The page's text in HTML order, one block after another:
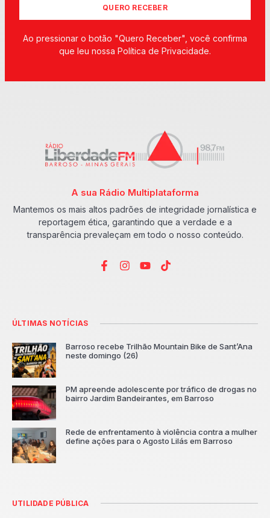
QUERO RECEBER
Ao pressionar o botão "Quero Receber", você confirma
que leu nossa Política de Privacidade.
A sua Rádio Multiplataforma
Mantemos os mais altos padrões de integridade jornalística e
reportagem ética, garantindo que a verdade e a
transparência prevaleçam em todo o nosso conteúdo.
ÚLTIMAS NOTÍCIAS
Barroso recebe Trilhão Mountain Bike de Sant’Ana
neste domingo (26)
PM apreende adolescente por tráfico de drogas no
bairro Jardim Bandeirantes, em Barroso
Rede de enfrentamento à violência contra a mulher
define ações para o Agosto Lilás em Barroso
UTILIDADE PÚBLICA